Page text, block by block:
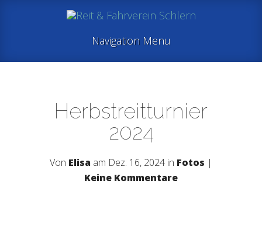
Navigation Menu
Herbstreitturnier
2024
Von Elisa am Dez. 16, 2024 in Fotos |
Keine Kommentare